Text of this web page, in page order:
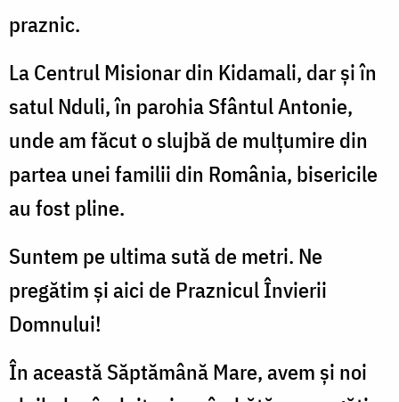
praznic.
La Centrul Misionar din Kidamali, dar şi în
satul Nduli, în parohia Sfântul Antonie,
unde am făcut o slujbă de mulțumire din
partea unei familii din România, bisericile
au fost pline.
Suntem pe ultima sută de metri. Ne
pregătim şi aici de Praznicul Învierii
Domnului!
În această Săptămână Mare, avem și noi